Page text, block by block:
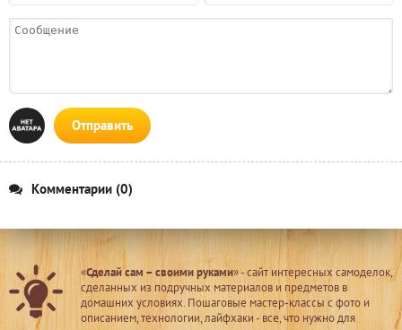
Отправить
Комментарии (0)
«Сделай сам – своими руками» - сайт интересных самоделок,
сделанных из подручных материалов и предметов в
домашних условиях. Пошаговые мастер-классы с фото и
описанием, технологии, лайфхаки - все, что нужно для